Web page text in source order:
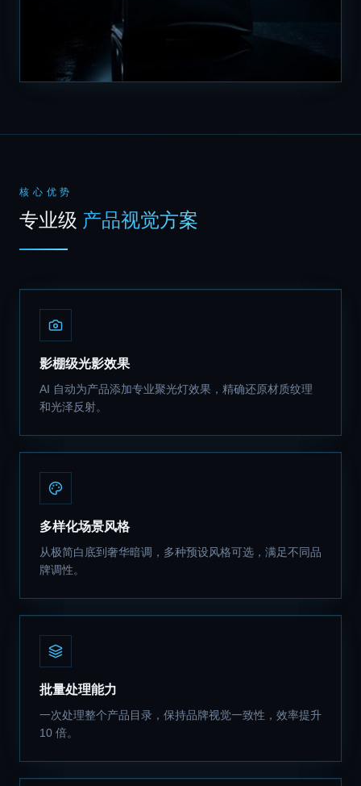
核心优势
专业级 产品视觉方案
影棚级光影效果
AI 自动为产品添加专业聚光灯效果，精确还原材质纹理
和光泽反射。
多样化场景风格
从极简白底到奢华暗调，多种预设风格可选，满足不同品
牌调性。
批量处理能力
一次处理整个产品目录，保持品牌视觉一致性，效率提升
10 倍。